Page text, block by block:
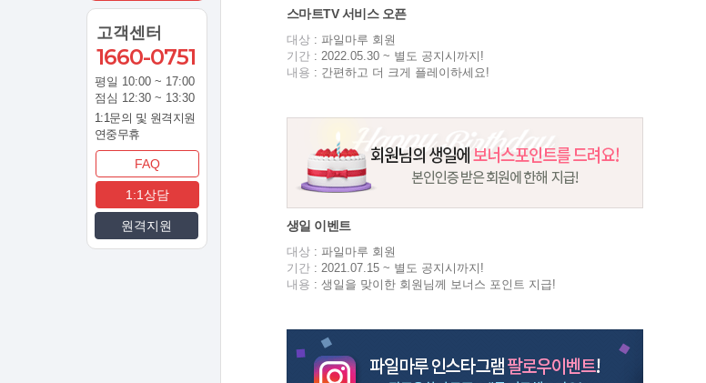
고객센터
1660-0751
평일 10:00 ~ 17:00
점심 12:30 ~ 13:30
1:1문의 및 원격지원
연중무휴
FAQ
1:1상담
원격지원
스마트TV 서비스 오픈
대상: 파일마루 회원
기간: 2022.05.30 ~ 별도 공지시까지!
내용 : 간편하고 더 크게 플레이하세요!
생일 이벤트
대상: 파일마루 회원
기간: 2021.07.15 ~ 별도 공지시까지!
내용 : 생일을 맞이한 회원님께 보너스 포인트 지급!